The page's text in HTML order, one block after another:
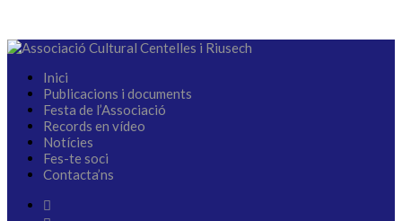
Inici
Publicacions i documents
Festa de l’Associació
Records en vídeo
Notícies
Fes-te soci
Contacta’ns